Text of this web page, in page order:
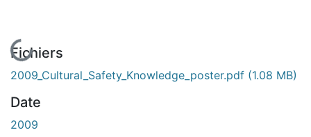
En cours de chargement...
Fichiers
2009_Cultural_Safety_Knowledge_poster.pdf (1.08 MB)
Date
2009